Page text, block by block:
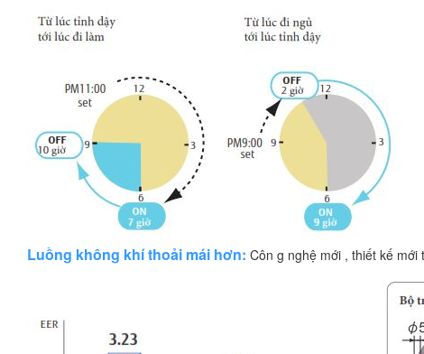
Luồng không khí thoải mái hơn: Côn g nghệ mới , thiết kế